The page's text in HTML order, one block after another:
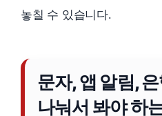
놓칠 수 있습니다.
문자, 앱 알림,
나눠서 봐야 하